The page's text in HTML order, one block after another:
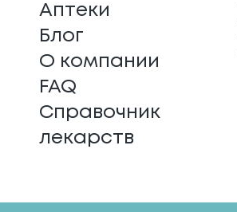
Аптеки
Блог
О компании
FAQ
Справочник
лекарств